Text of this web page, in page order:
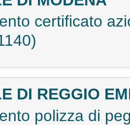
certificato
DI REGGIO
polizza di